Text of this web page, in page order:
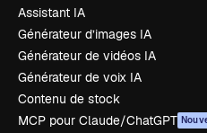
Assistant IA
Générateur d’images IA
Générateur de vidéos IA
Générateur de voix IA
Contenu de stock
MCP pour Claude/ChatGPT